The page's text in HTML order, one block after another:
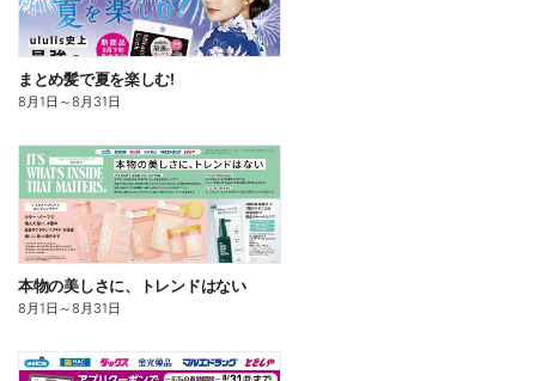
まとめ髪で夏を楽しむ!
8月1日 ～8月31日
本物の美しさに、トレンドはない
8月1日 ～8月31日